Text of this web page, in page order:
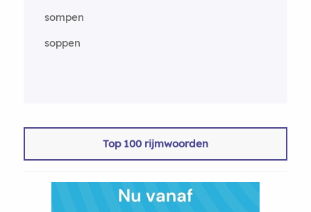
sompen
soppen
Top 100 rijmwoorden